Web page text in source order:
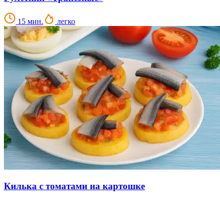
15 мин. легко
Килька с томатами на картошке